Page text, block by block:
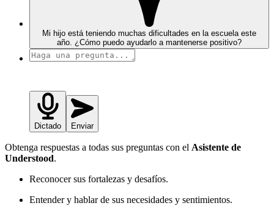
Mi hijo está teniendo muchas dificultades en la escuela este
año. ¿Cómo puedo ayudarlo a mantenerse positivo?
Dictado Enviar
Obtenga respuestas a todas sus preguntas con el Asistente de
Understood.
Reconocer sus fortalezas y desafíos.
Entender y hablar de sus necesidades y sentimientos.